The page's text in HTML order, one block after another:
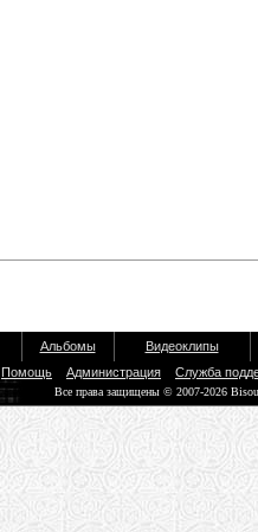
Альбомы
Видеоклипы
Помощь Администрация Служба
Все права защищены © 2007-2026